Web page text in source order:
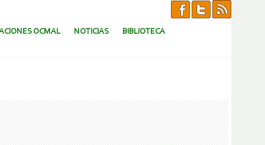
OCMAL NOTICIAS BIBLIOTECA